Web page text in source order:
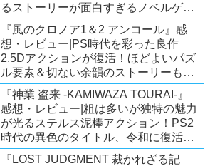
るストーリーが面白すぎるノベルゲ
ー！【PC/Steam/Switch/PS4】
『風のクロノア1＆2 アンコール』感
想・レビュー|PS時代を彩った良作
2.5Dアクションが復活！ほどよいパズ
ル要素＆切ない余韻のストーリーも魅
力！【Switch/PS5/PS4/Xbox
X|S/Xone/PC】
『神業 盗来 -KAMIWAZA TOURAI-』
感想・レビュー|粗は多いが独特の魅力
が光るステルス泥棒アクション！PS2
時代の異色のタイトル、令和に復活！
【Switch/PS4/Steam】
『LOST JUDGMENT 裁かれざる記